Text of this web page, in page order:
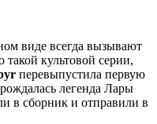
виде всегда вызывают
такой культовой серии,
перевыпустила первую
легенда Лары
в сборник и отправили в